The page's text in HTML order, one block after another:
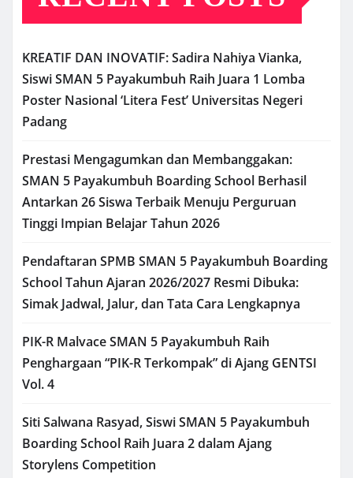
KREATIF DAN INOVATIF: Sadira Nahiya Vianka,
Siswi SMAN 5 Payakumbuh Raih Juara 1 Lomba
Poster Nasional ‘Litera Fest’ Universitas Negeri
Padang
Prestasi Mengagumkan dan Membanggakan:
SMAN 5 Payakumbuh Boarding School Berhasil
Antarkan 26 Siswa Terbaik Menuju Perguruan
Tinggi Impian Belajar Tahun 2026
Pendaftaran SPMB SMAN 5 Payakumbuh Boarding
School Tahun Ajaran 2026/2027 Resmi Dibuka:
Simak Jadwal, Jalur, dan Tata Cara Lengkapnya
PIK-R Malvace SMAN 5 Payakumbuh Raih
Penghargaan “PIK-R Terkompak” di Ajang GENTSI
Vol. 4
Siti Salwana Rasyad, Siswi SMAN 5 Payakumbuh
Boarding School Raih Juara 2 dalam Ajang
Storylens Competition